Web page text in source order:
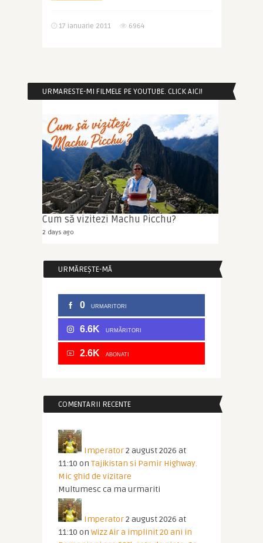
17 ianuarie 2011 6964
URMARESTE-MI FILMELE PE YOUTUBE. CLICK AICI!
Cum să vizitezi Machu Picchu?
2 days ago
URMĂREȘTE-MĂ
0 URMARITORI
6.6K URMĂRITORI
2.6K ABONATI
COMENTARII RECENTE
Imperator2 august 2026 at
11:10 on Tajikistan si Pamir Highway.
Mic ghid de vizitare
Multumesc ca ma urmariti
Imperator2 august 2026 at
11:10 on Wizz Air a implinit 20 ani in